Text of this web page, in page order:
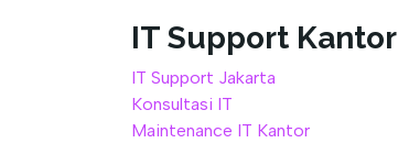
IT Support Kantor
IT Support Jakarta
Konsultasi IT
Maintenance IT Kantor